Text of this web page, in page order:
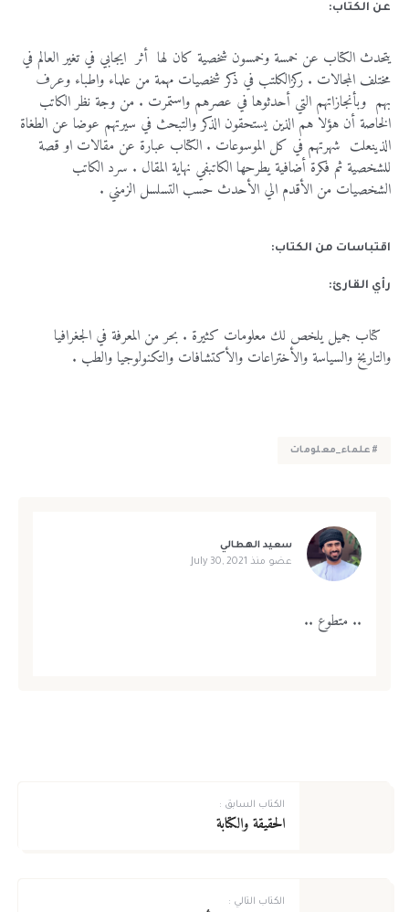
عن الكتاب:
يتحدث الكتاب عن خمسة وخمسونشخصية كان لها أثر ايجابي في تغيرالعالمفي
مختلف المجالات . ركزالكلتب في ذكر شخصيات مهمة من علماء واطباء وعرف
بهم وبأنجازاتهم التي أحدثوهافي عصرهم واستمرت . من وجة نظر الكاتب
الخاصة أنهؤلا هم الذين يستحقونالذكر والتبحث في سيرتهم عوضا عن الطغاة
الذينعلت شهرتهم في كل الموسوعات . الكتاب عبارة عن مقالات او قصة
للشخصية ثم فكرة أضافية يطرحهاالكاتبفي نهاية المقال . سرد الكاتب
الشخصيات من الأقدم الي الأحدث حسب التسلسل الزمني .
اقتباسات من الكتاب:
رأي القارئ:
كتاب جميل يلخص لك معلومات كثيرة . بحر من المعرفة في الجغرافيا
والتاريخوالسياسة والأختراعات والأكتشافات والتكنولوجياوالطب .
#علماء_معلومات
سعيد الهطالي
عضو منذ July 30, 2021
.. متطوع ..
الكتاب السابق :
الحقيقة والكتابة
الكتاب التالي :